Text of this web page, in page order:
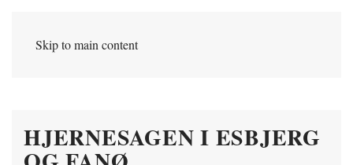
Skip to main content
HJERNESAGEN I ESBJERG